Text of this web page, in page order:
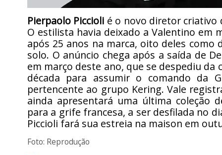
Pierpaolo Piccioli é o novo diretor criativo
O estilista havia deixado a Valentino em
após 25 anos na marca, oito deles como
solo. O anúncio chega após a saída de
em março deste ano, que se despediu da
década para assumir o comando da
pertencente ao grupo Kering. Vale
ainda apresentará uma última coleção
para a grife francesa, a ser desfilada no
Piccioli fará sua estreia na maison em
Foto: Reprodução